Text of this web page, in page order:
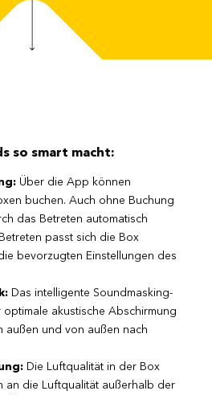
so smart macht:
Über die App können
buchen. Auch ohne Buchung
das Betreten automatisch
passt sich die Box
bevorzugten Einstellungen des
Das intelligente Soundmasking-
optimale akustische Abschirmung
außen und von außen nach
Die Luftqualität in der Box
an die Luftqualität außerhalb der